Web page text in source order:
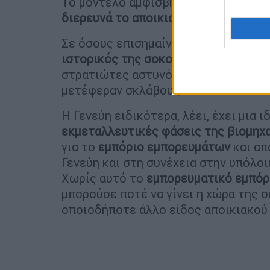
διερευνά το αποικιακό παρελθόν
Σε όσους επισημαίνουν ότι η
ιστορικός της σοκολάτας Letizia
στρατιώτες αστυνόμευαν τις
μετέφεραν σκλάβους.
Η Γενεύη ειδικότερα, λέει, έχει μια
εκμεταλλευτικές φάσεις της
για το εμπόριο εμπορευμάτων και
Γενεύη και στη συνέχεια στην
Χωρίς αυτό το εμπορευματικό
μπορούσε ποτέ να γίνει η χώρα της
οποιοδήποτε άλλο είδος